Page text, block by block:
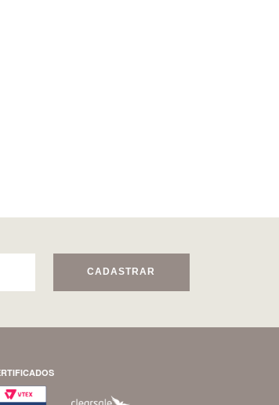
CADASTRAR